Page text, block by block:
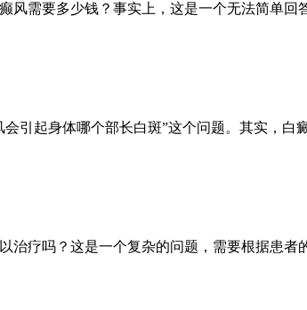
需要多少钱？事实上，这是一个无法简单
引起身体哪个部长白斑”这个问题。其实，
疗吗？这是一个复杂的问题，需要根据患